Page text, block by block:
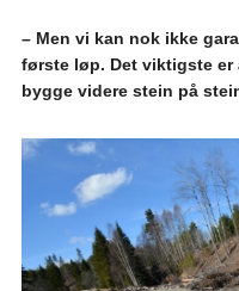
– Men vi kan nok ikke
første løp. Det viktigste er
bygge videre stein på